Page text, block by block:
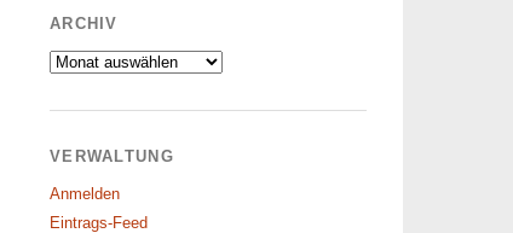
ARCHIV
Archiv
VERWALTUNG
Anmelden
Eintrags-Feed